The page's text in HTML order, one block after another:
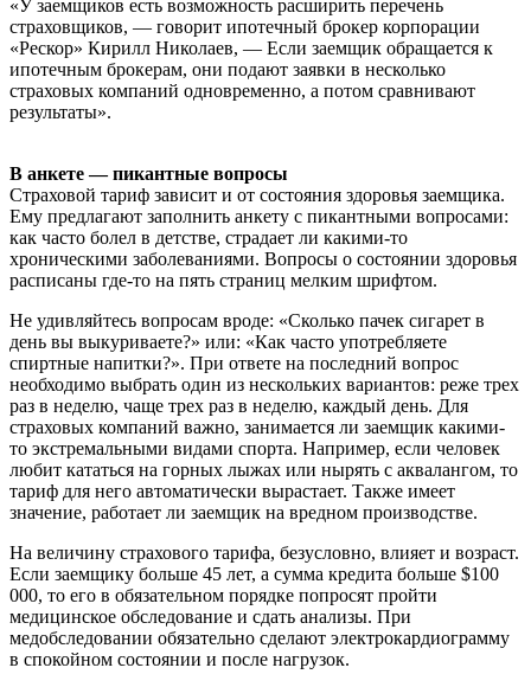
«У заемщиков есть возможность расширить перечень
страховщиков, — говорит ипотечный брокер корпорации
«Рескор» Кирилл Николаев, — Если заемщик обращается к
ипотечным брокерам, они подают заявки в несколько
страховых компаний одновременно, а потом сравнивают
результаты».
В анкете — пикантные вопросы
Страховой тариф зависит и от состояния здоровья заемщика.
Ему предлагают заполнить анкету с пикантными вопросами:
как часто болел в детстве, страдает ли какими-то
хроническими заболеваниями. Вопросы о состоянии здоровья
расписаны где-то на пять страниц мелким шрифтом.
Не удивляйтесь вопросам вроде: «Сколько пачек сигарет в
день вы выкуриваете?» или: «Как часто употребляете
спиртные напитки?». При ответе на последний вопрос
необходимо выбрать один из нескольких вариантов: реже трех
раз в неделю, чаще трех раз в неделю, каждый день. Для
страховых компаний важно, занимается ли заемщик какими-
то экстремальными видами спорта. Например, если человек
любит кататься на горных лыжах или нырять с аквалангом, то
тариф для него автоматически вырастает. Также имеет
значение, работает ли заемщик на вредном производстве.
На величину страхового тарифа, безусловно, влияет и возраст.
Если заемщику больше 45 лет, а сумма кредита больше $100
000, то его в обязательном порядке попросят пройти
медицинское обследование и сдать анализы. При
медобследовании обязательно сделают электрокардиограмму
в спокойном состоянии и после нагрузок.